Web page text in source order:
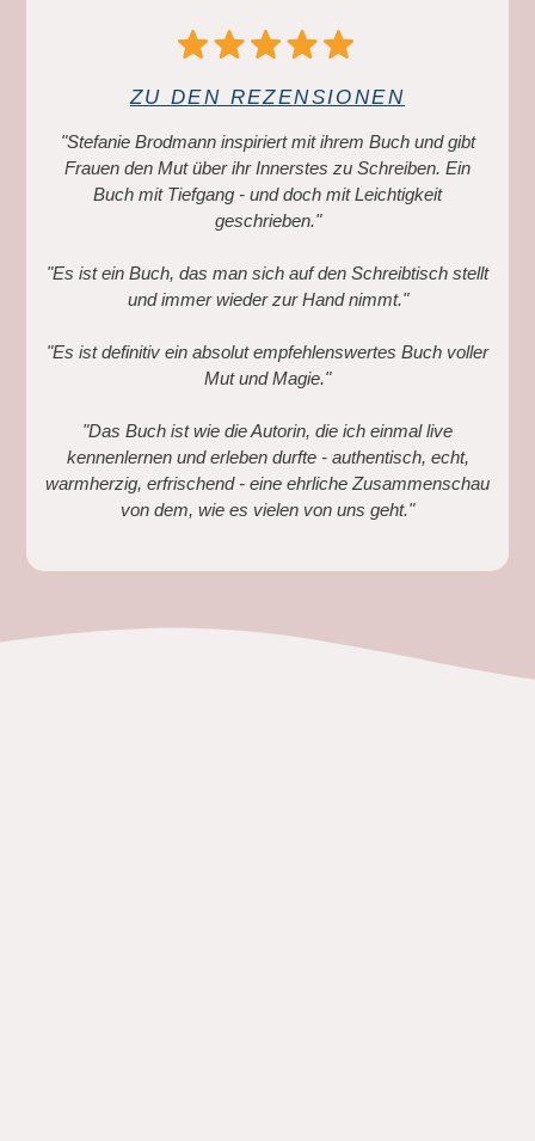
ZU DEN REZENSIONEN
"Stefanie Brodmann inspiriert mit ihrem Buch und gibt
Frauen den Mut über ihr Innerstes zu Schreiben. Ein
Buch mit Tiefgang - und doch mit Leichtigkeit
geschrieben."
"Es ist ein Buch, das man sich auf den Schreibtisch stellt
und immer wieder zur Hand nimmt."
"Es ist definitiv ein absolut empfehlenswertes Buch voller
Mut und Magie."
"Das Buch ist wie die Autorin, die ich einmal live
kennenlernen und erleben durfte - authentisch, echt,
warmherzig, erfrischend - eine ehrliche Zusammenschau
von dem, wie es vielen von uns geht."